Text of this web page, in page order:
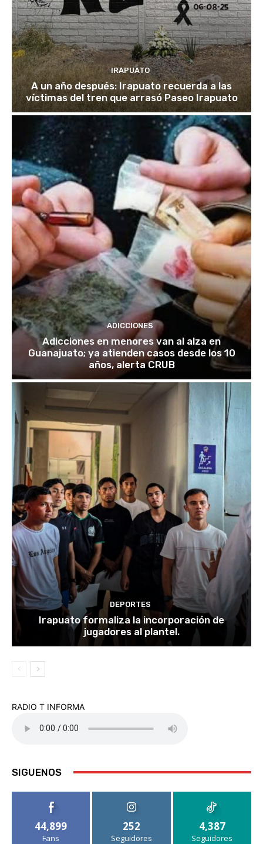
IRAPUATO
A un año después: Irapuato recuerda a las
víctimas del tren que arrasó Paseo Irapuato
ADICCIONES
Adicciones en menores van al alza en
Guanajuato; ya atienden casos desde los 10
años, alerta CRUB
DEPORTES
Irapuato formaliza la incorporación de
jugadores al plantel.
RADIO T INFORMA
SIGUENOS
44,899
Fans
252
Seguidores
4,387
Seguidores